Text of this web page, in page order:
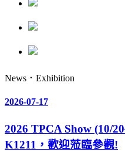
News．Exhibition
2026-07-17
2026 TPCA Show (10/
K1211，歡迎蒞臨參觀!